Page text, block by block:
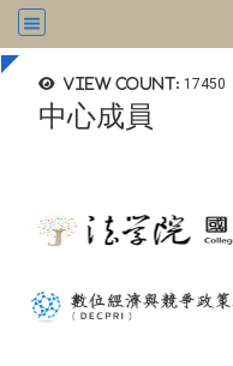
View count: 17450
中心成員